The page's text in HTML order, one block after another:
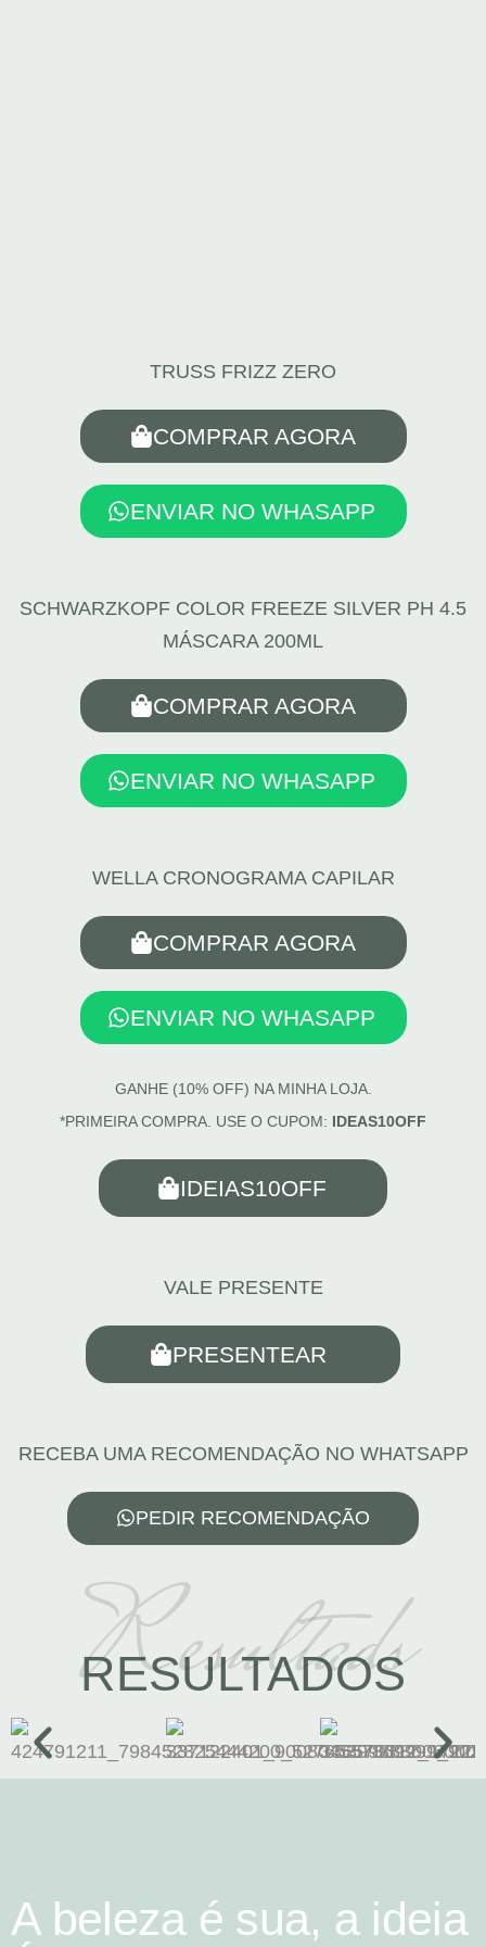
TRUSS FRIZZ ZERO
COMPRAR AGORA
ENVIAR NO WHASAPP
SCHWARZKOPF COLOR FREEZE SILVER PH 4.5
MÁSCARA 200ML
COMPRAR AGORA
ENVIAR NO WHASAPP
WELLA CRONOGRAMA CAPILAR
COMPRAR AGORA
ENVIAR NO WHASAPP
GANHE (10% OFF) NA MINHA LOJA.
*PRIMEIRA COMPRA. USE O CUPOM: IDEAS10OFF
IDEIAS10OFF
VALE PRESENTE
PRESENTEAR
RECEBA UMA RECOMENDAÇÃO NO WHATSAPP
PEDIR RECOMENDAÇÃO
RESULTADOS
Resultads
A beleza é sua, a ideia